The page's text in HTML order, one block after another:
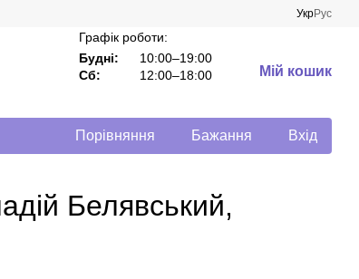
УкрРус
Графік роботи:
Будні:
10:00–19:00
Сб:
12:00–18:00 Мій кошик
Порівняння Бажання Вхід
Белявський,